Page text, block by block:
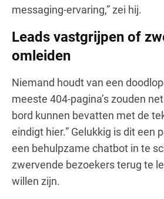
messaging-ervaring,” zei hij.
Leads vastgrijpen of
omleiden
Niemand houdt van een
meeste 404-pagina’s zouden
bord kunnen bevatten met de
eindigt hier.” Gelukkig is dit een
een behulpzame chatbot in te
zwervende bezoekers terug te
willen zijn.